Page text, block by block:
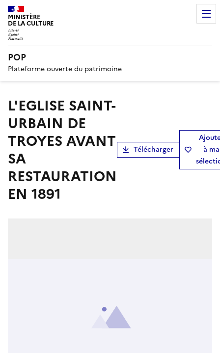
MINISTÈRE
DE LA CULTURE
POP
Plateforme ouverte du patrimoine
L'EGLISE SAINT-
URBAIN DE
TROYES AVANT
SA
RESTAURATION
EN 1891
Télécharger
à ma